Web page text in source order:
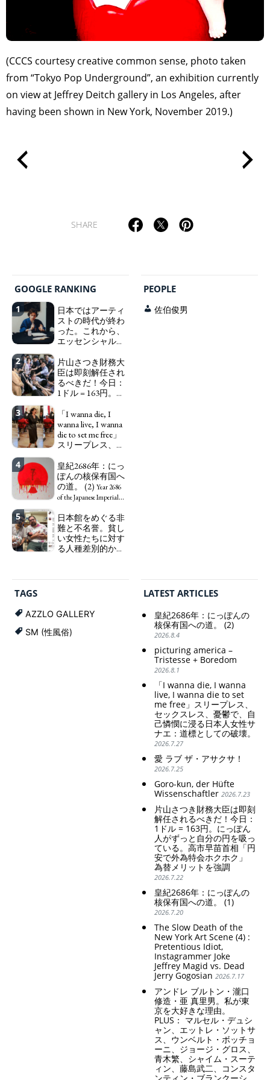
POLITICS REVIEWS ARTICLES
(CCCS courtesy creative common sense, photo taken
from “Tokyo Pop Underground”, an exhibition currently
on view at Jeffrey Deitch gallery in Los Angeles, after
having been shown in New York, November 2019.)
SHARE
GOOGLE RANKING
1
日本ではアーティ
ストの時代が終わ
った。これから、
エッセンシャルワ
ワーカー、ソーシ
ャルワーカーと同
じ、アートワーカ
ーになる。We have
word "artist" into the
word "Art Worker"
(similar to "Essential
Worker", "Sex Worker" or
2
片山さつき財務大
臣は即刻解任され
るべきだ！今日：
1ドル = 163円。に
自分の円を吸って
いる。高市早苗首
相「円安で外為特
会ホクホク」 為
Finance Minister
KATAYAMA Satsuki
should be fired
immediately! Today: 1
Japanese Have Long Been
Draining Their Own Yen.
Prime Minister
TAKAICHI Sanae: "The
3
「I wanna die, I
wanna live, I wanna
die to set me free」
スリープレス、セ
で、自己憐憫に浸
る日本人女性サナ
エ：道標としての
破壊。"I wanna die, I
set me free" - Sanae, a
Japanese woman who is
sleepless, sexless, depressive
and wallowing in self-
4
皇紀2686年：にっ
ぽんの核保有国へ
の道。 (2) Year 2686
of the Japanese Imperial
Becoming a Nuclear
Power. (2)
5
日本館をめぐる非
難と不名誉。貧し
い女性たちに対す
る人種差別的かつ
思想の強化。
surrounding the Japan
PEOPLE
佐伯俊男
TAGS
AZZLO GALLERY
SM (性風俗)
LATEST ARTICLES
皇紀2686年：にっぽんの
核保有国への道。 (2)
2026.8.4
picturing america –
Tristesse + Boredom
2026.8.1
「I wanna die, I wanna
live, I wanna die to set
me free」スリープレス、
セックスレス、憂鬱で、自
己憐憫に浸る日本人女性サ
ナエ：道標としての破壊。
2026.7.27
愛 ラブ ザ・アサクサ！
2026.7.25
Goro-kun, der Hüfte
Wissenschaftler 2026.7.23
片山さつき財務大臣は即刻
解任されるべきだ！今日：
1ドル = 163円。にっぽん
人がずっと自分の円を吸っ
ている。高市早苗首相「円
安で外為特会ホクホク」
為替メリットを強調
2026.7.22
皇紀2686年：にっぽんの
核保有国への道。 (1)
2026.7.20
The Slow Death of the
New York Art Scene (4) :
Pretentious Idiot,
Instagrammer Joke
Jeffrey Magid vs. Dead
Jerry Gogosian 2026.7.17
アンドレ ブルトン・瀧口
修造・亜 真里男。私が東
京を大好きな理由。
PLUS： マルセル・デュシ
ャン、エットレ・ソットサ
ス、ウンベルト・ボッチョ
ーニ、ジョージ・グロス、
青木繁、シャイム・スーテ
ィン、藤島武二、コンスタ